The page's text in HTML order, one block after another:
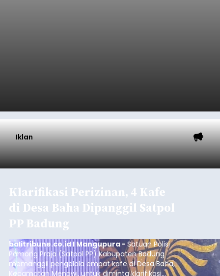
Iklan
Klarifikasi Perizinan, 4 Kafe
di Desa Baha Dipanggil Satpol
PP Badung
balitribune.co.id I Mangupura - Satuan Polisi
Pamong Praja (Satpol PP) Kabupaten Badung
memanggil pengelola empat kafe di Desa Baha,
Kecamatan Mengwi, untuk diminta klarifikasi